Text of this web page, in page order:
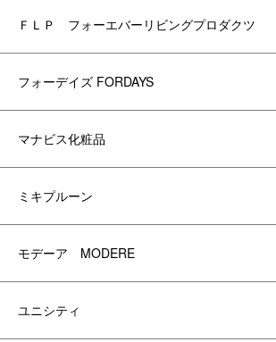
ＦＬＰ フォーエバーリビングプロダクツ
フォーデイズ FORDAYS
マナビス化粧品
ミキプルーン
モデーア MODERE
ユニシティ